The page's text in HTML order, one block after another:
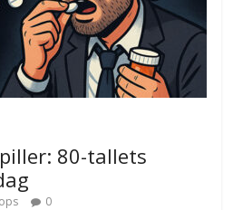
6, 2025 No Comments
innfører nullvisjon for nedbør
2026 No Comments
80-tallets
0